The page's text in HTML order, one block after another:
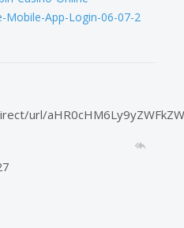
Mobile-App-Login-06-07-2
url/